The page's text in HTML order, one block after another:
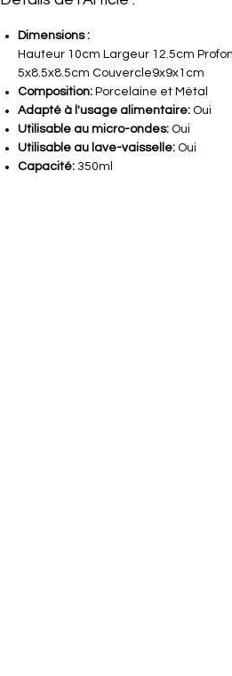
Dimensions :
Hauteur 10cm Largeur 12.5cm
5x8.5x8.5cm Couvercle9x9x1cm
Composition: Porcelaine et Métal
Adapté à l'usage alimentaire: Oui
Utilisable au micro-ondes: Oui
Utilisable au lave-vaisselle: Oui
Capacité: 350ml